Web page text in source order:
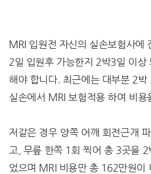
MRI 입원전 자신의 실손보험사에
2일 입원후 가능한지 2박3일 이상
해야 합니다. 최근에는 대부분 2박
실손에서 MRI 보험적용 하여 비용
저같은 경우 양쪽 어깨 회전근개
고, 무릎 한쪽 1회 찍어 총 3곳을 2
었으며 MRI 비용만 총 162만원이